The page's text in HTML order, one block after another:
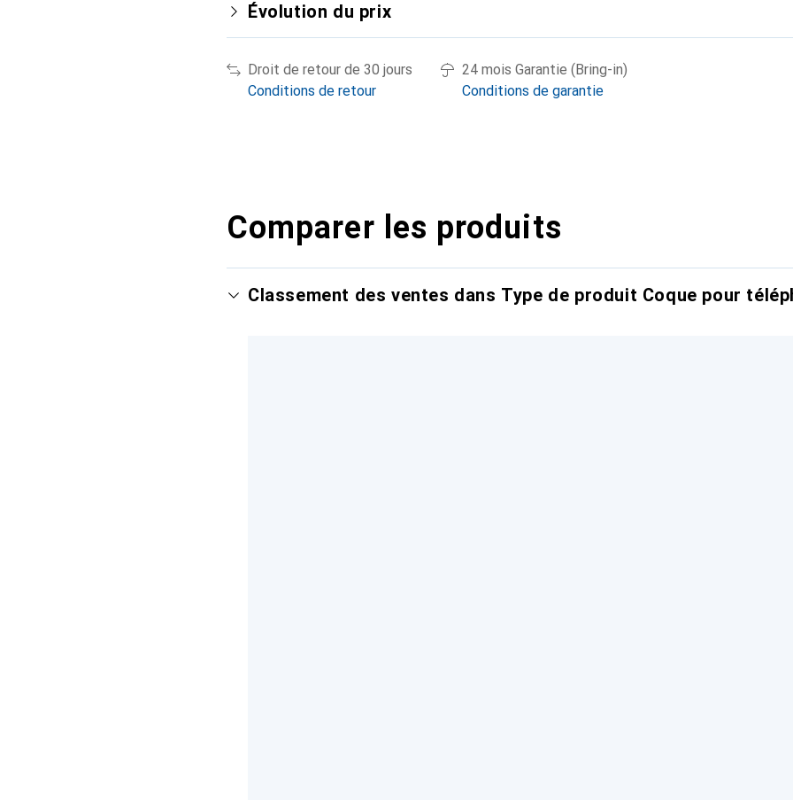
Évolution du prix
Droit de retour de 30 jours
Conditions de retour
24 mois Garantie (Bring-in)
Conditions de garantie
Comparer les produits
Classement des ventes dans Type de produit Coque pour